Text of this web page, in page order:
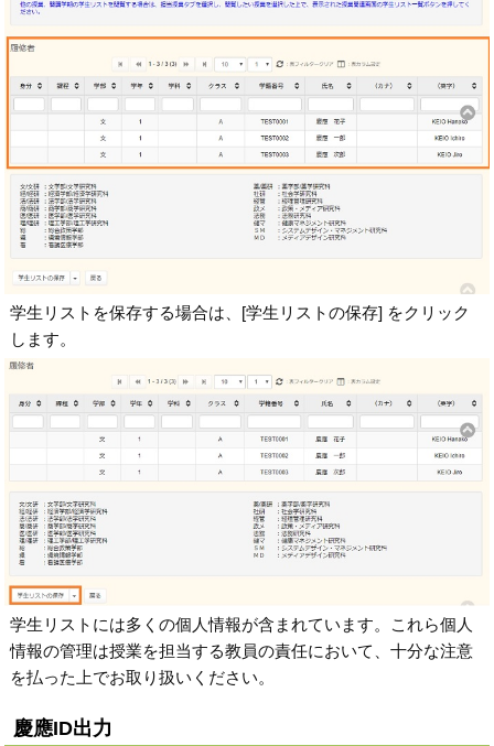
学生リストを保存する場合は、[学生リストの保存] をクリック
します。
学生リストには多くの個人情報が含まれています。これら個人
情報の管理は授業を担当する教員の責任において、十分な注意
を払った上でお取り扱いください。
慶應ID出力